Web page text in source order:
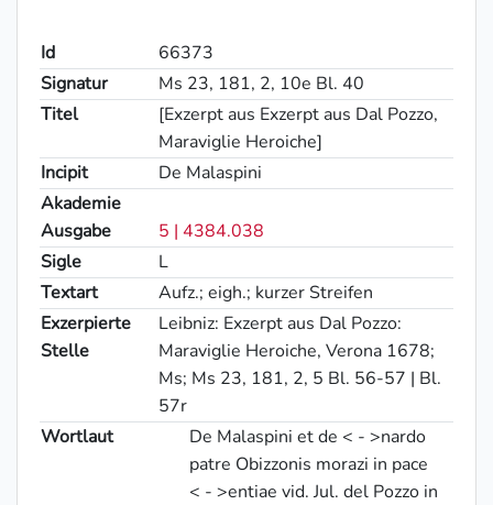
Id
66373
Signatur
Ms 23, 181, 2, 10e Bl. 40
Titel
[Exzerpt aus Exzerpt aus Dal Pozzo,
Maraviglie Heroiche]
Incipit
De Malaspini
Akademie
Ausgabe
5 | 4384.038
Sigle
L
Textart
Aufz.; eigh.; kurzer Streifen
Exzerpierte
Stelle
Leibniz: Exzerpt aus Dal Pozzo:
Maraviglie Heroiche, Verona 1678;
Ms; Ms 23, 181, 2, 5 Bl. 56-57 | Bl.
57r
Wortlaut
De Malaspini et de < - >nardo
patre Obizzonis morazi in pace
< - >entiae vid. Jul. del Pozzo in